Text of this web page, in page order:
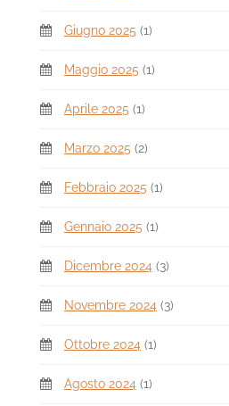
Giugno 2025 (1)
Maggio 2025 (1)
Aprile 2025 (1)
Marzo 2025 (2)
Febbraio 2025 (1)
Gennaio 2025 (1)
Dicembre 2024 (3)
Novembre 2024 (3)
Ottobre 2024 (1)
Agosto 2024 (1)